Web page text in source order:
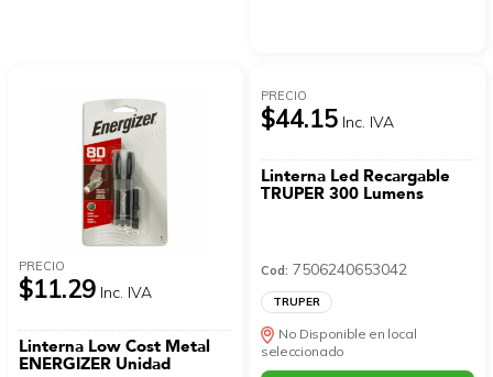
PRECIO
$11.29 Inc. IVA
Linterna Low Cost Metal
ENERGIZER Unidad
PRECIO
$44.15 Inc. IVA
Linterna Led Recargable
TRUPER 300 Lumens
Cod: 7506240653042
TRUPER
No Disponible en local
seleccionado